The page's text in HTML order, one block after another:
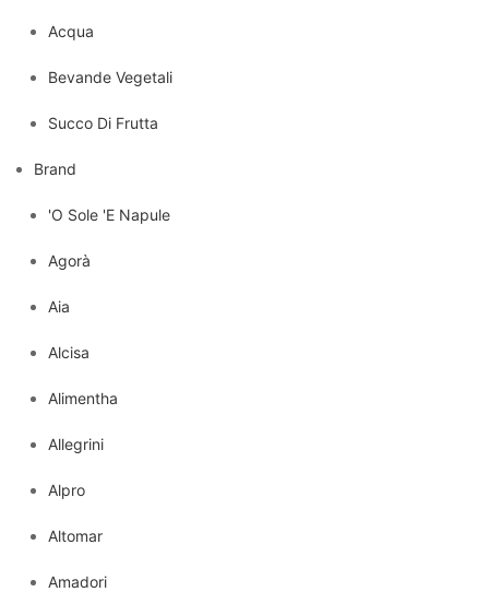
Acqua
Bevande Vegetali
Succo Di Frutta
Brand
'O Sole 'E Napule
Agorà
Aia
Alcisa
Alimentha
Allegrini
Alpro
Altomar
Amadori